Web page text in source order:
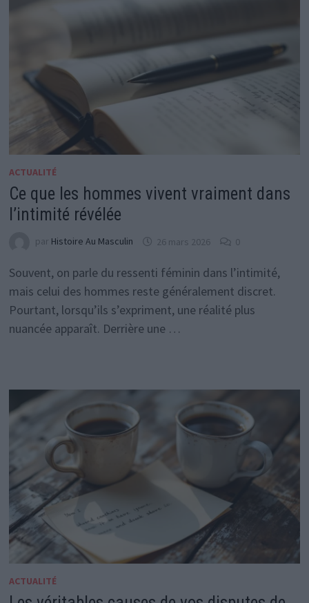
ACTUALITÉ
Ce que les hommes vivent vraiment dans
l’intimité révélée
par Histoire Au Masculin 26 mars 2026 0
Souvent, on parle du ressenti féminin dans l’intimité,
mais celui des hommes reste généralement discret.
Pourtant, lorsqu’ils s’expriment, une réalité plus
nuancée apparaît. Derrière une …
ACTUALITÉ